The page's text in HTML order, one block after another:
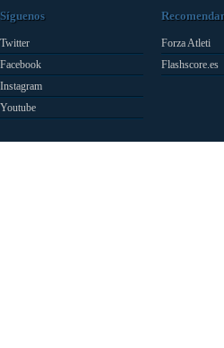
Síguenos
Twitter
Facebook
Instagram
Youtube
Forza Atleti
Flashscore.es